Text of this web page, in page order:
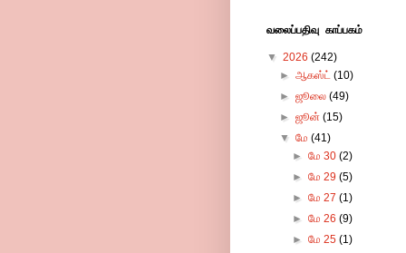
வலைப்பதிவு காப்பகம்
▼ 2026 (242)
► ஆகஸ்ட் (10)
► ஜூலை (49)
► ஜூன் (15)
▼ மே (41)
►மே 30(2)
►மே 29(5)
►மே 27(1)
►மே 26(9)
►மே 25(1)